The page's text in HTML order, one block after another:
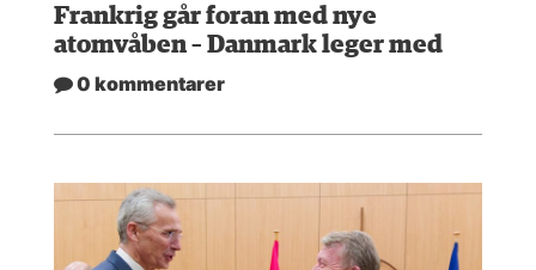
Frankrig går foran med nye
atomvåben – Danmark leger med
0 kommentarer